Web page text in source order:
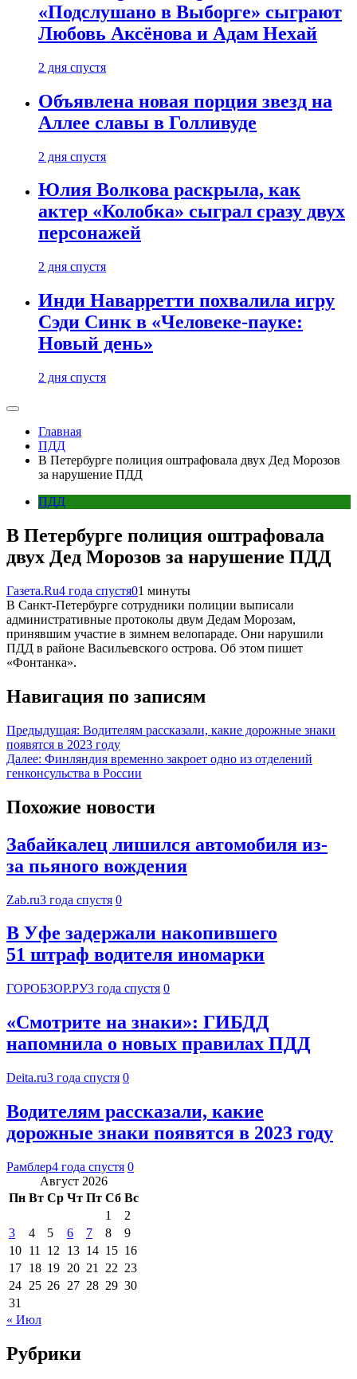
«Подслушано в Выборге» сыграют
Любовь Аксёнова и Адам Нехай
2 дня спустя
Объявлена новая порция звезд на
Аллее славы в Голливуде
2 дня спустя
Юлия Волкова раскрыла, как
актер «Колобка» сыграл сразу двух
персонажей
2 дня спустя
Инди Наварретти похвалила игру
Сэди Синк в «Человеке-пауке:
Новый день»
2 дня спустя
Главная
ПДД
В Петербурге полиция оштрафовала двух Дед Морозов
за нарушение ПДД
ПДД
В Петербурге полиция оштрафовала
двух Дед Морозов за нарушение ПДД
Газета.Ru4 года спустя01 минуты
В Санкт-Петербурге сотрудники полиции выписали
административные протоколы двум Дедам Морозам,
принявшим участие в зимнем велопараде. Они нарушили
ПДД в районе Васильевского острова. Об этом пишет
«Фонтанка».
Навигация по записям
Предыдущая: Водителям рассказали, какие дорожные знаки
появятся в 2023 году
Далее: Финляндия временно закроет одно из отделений
генконсульства в России
Похожие новости
Забайкалец лишился автомобиля из-
за пьяного вождения
Zab.ru3 года спустя 0
В Уфе задержали накопившего
51 штраф водителя иномарки
ГОРОБЗОР.РУ3 года спустя 0
«Смотрите на знаки»: ГИБДД
напомнила о новых правилах ПДД
Deita.ru3 года спустя 0
Водителям рассказали, какие
дорожные знаки появятся в 2023 году
Рамблер4 года спустя 0
Август 2026
Пн Вт Ср Чт Пт Сб Вс
1
2
3
4 5 6 7 8
9
10 11 12 13 14 15 16
17 18 19 20 21 22 23
24 25 26 27 28 29 30
31
« Июл
Рубрики